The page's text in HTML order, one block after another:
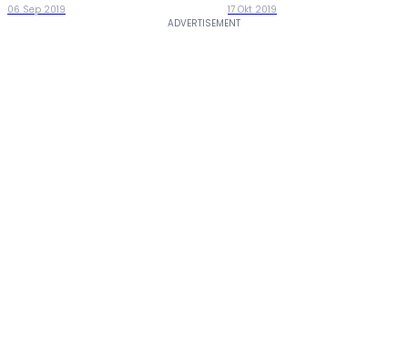
06 Sep 2019 17 Okt 2019